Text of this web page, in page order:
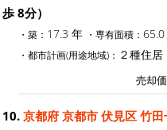
歩 8分）
・築： 17.3 年 ・専有面積： 65.0
・都市計画(用途地域)： ２種住
売却
10. 京都府 京都市 伏見区 竹